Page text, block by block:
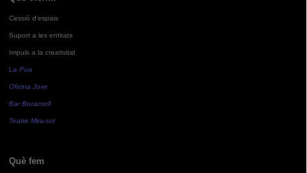
Cessió d'espais
Suport a les entitats
Impuls a la creativitat
La Pua
Oficina Jove
Bar Bocamoll
Teatre Mira-sol
Què fem